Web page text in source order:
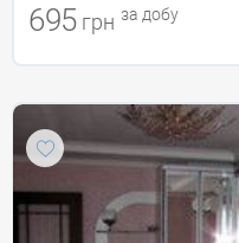
695 грн за добу